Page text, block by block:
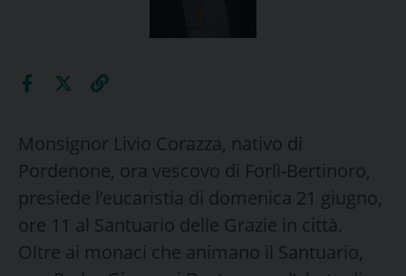
Monsignor Livio Corazza, nativo di
Pordenone, ora vescovo di Forlì-Bertinoro,
presiede l’eucaristia di domenica 21 giugno,
ore 11 al Santuario delle Grazie in città.
Oltre ai monaci che animano il Santuario,